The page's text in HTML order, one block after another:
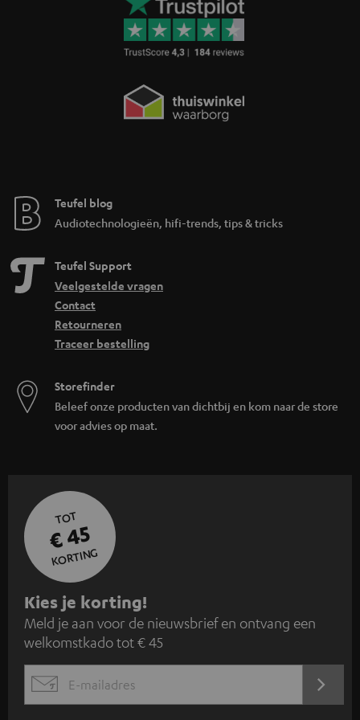
Teufel blog
Audiotechnologieën, hifi-trends, tips & tricks
Teufel Support
Veelgestelde vragen
Contact
Retourneren
Traceer bestelling
Storefinder
Beleef onze producten van dichtbij en kom naar de store
voor advies op maat.
TOT
€ 45
KORTING
A
a
n
m
e
Kies je korting!
Meld je aan voor de nieuwsbrief en ontvang een
welkomstkado tot € 45
EMAIL